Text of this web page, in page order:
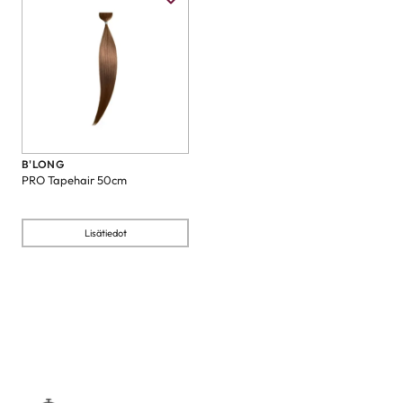
B'LONG
PRO Tapehair 50cm
Lisätiedot